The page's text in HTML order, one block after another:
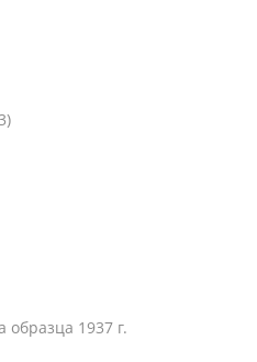
1937 г.